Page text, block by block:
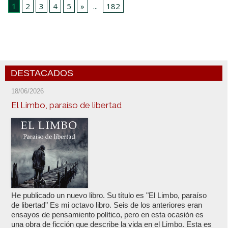
1
2 3 4 5 » ... 182
DESTACADOS
18/06/2026
El Limbo, paraíso de libertad
He publicado un nuevo libro. Su título es "El Limbo, paraíso
de libertad" Es mi octavo libro. Seis de los anteriores eran
ensayos de pensamiento político, pero en esta ocasión es
una obra de ficción que describe la vida en el Limbo. Esta es